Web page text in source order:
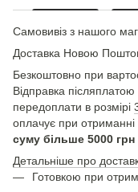
Самовивіз з нашого
Доставка Новою
Безкоштовно при
Відправка
передоплати в розмірі
оплачує при отриманні
суму більше 5000 грн
Детальніше про
Готовкою при